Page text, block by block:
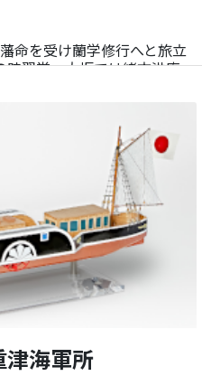
命を受け蘭学修行へと旅立
時習堂、大坂では緒方洪庵…
津海軍所